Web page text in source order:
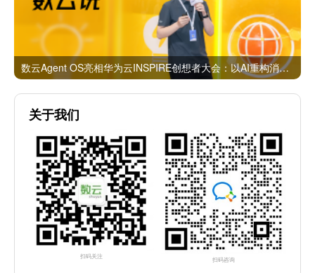
数云Agent OS亮相华为云INSPIRE创想者大会：以AI重构消费者运营与零售营销新范式
关于我们
扫码关注 扫码咨询